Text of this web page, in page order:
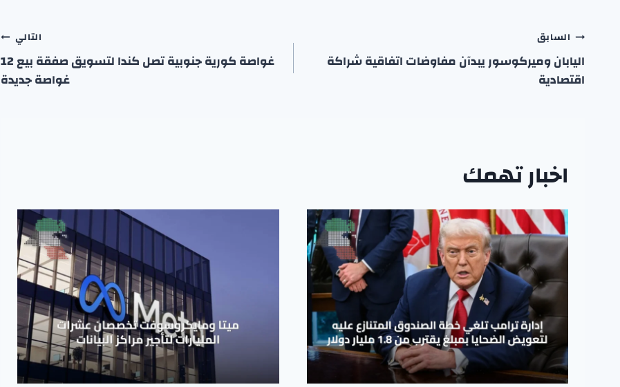
تصفّح
المقالات
السابق
اليابان وميركوسور يبدآن مفاوضات اتفاقية شراكة
اقتصادية
التالي
غواصة كورية جنوبية تصل كندا لتسويق صفقة بيع 12
غواصة جديدة
اخبار تهمك